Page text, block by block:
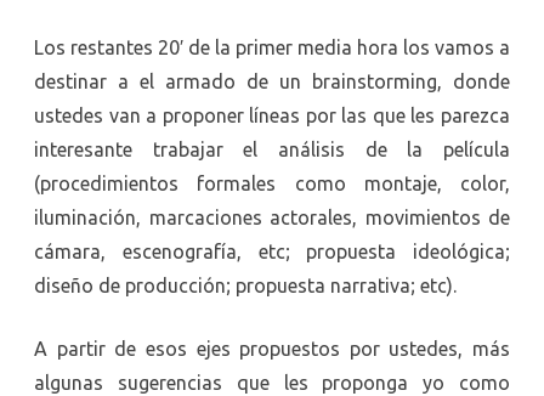
Los restantes 20′ de la primer media hora los vamos a
destinar a el armado de un brainstorming, donde
ustedes van a proponer líneas por las que les parezca
interesante trabajar el análisis de la película
(procedimientos formales como montaje, color,
iluminación, marcaciones actorales, movimientos de
cámara, escenografía, etc; propuesta ideológica;
diseño de producción; propuesta narrativa; etc).
A partir de esos ejes propuestos por ustedes, más
algunas sugerencias que les proponga yo como